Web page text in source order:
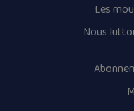
Les
Nous